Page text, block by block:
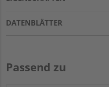
DATENBLÄTTER
Passend zu